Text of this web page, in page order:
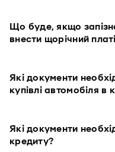
Що буде, якщо
внести щорічний
Які документи
купівлі автомобіля в
Які документи
кредиту?